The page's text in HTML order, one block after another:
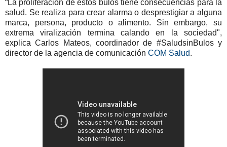
“La proliferación de estos bulos tiene consecuencias para la
salud. Se realiza para crear alarma o desprestigiar a alguna
marca, persona, producto o alimento. Sin embargo, su
extrema viralización termina calando en la sociedad",
explica Carlos Mateos, coordinador de #SaludsinBulos y
director de la agencia de comunicación COM Salud.